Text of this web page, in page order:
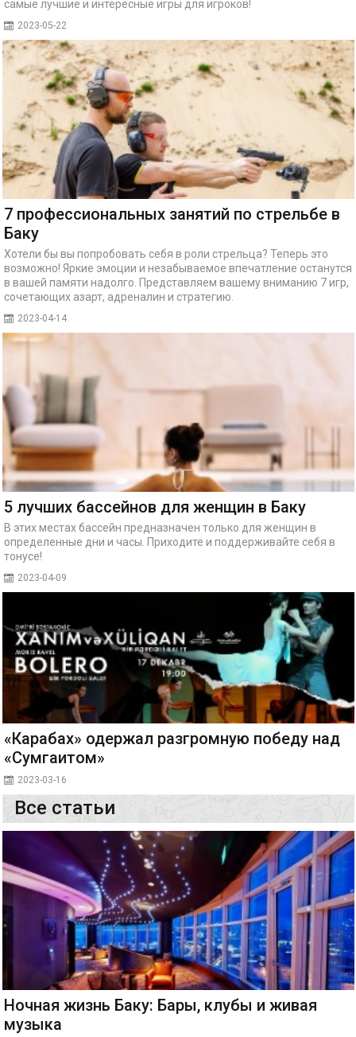
самые лучшие и интересные игры для игроков!
2023-05-22
7 профессиональных занятий по стрельбе в
Баку
Хотели бы вы попробовать себя в роли стрельца? Теперь это
возможно! Яркие эмоции и незабываемое впечатление останутся
в вашей памяти надолго. Представляем вашему вниманию 7 игр,
сочетающих азарт, адреналин и стратегию.
2023-04-14
5 лучших бассейнов для женщин в Баку
В этих местах бассейн предназначен только для женщин в
определенные дни и часы. Приходите и поддерживайте себя в
тонусе!
2023-04-09
«Карабах» одержал разгромную победу над
«Сумгаитом»
2023-03-16
Все статьи
Ночная жизнь Баку: Бары, клубы и живая
музыка